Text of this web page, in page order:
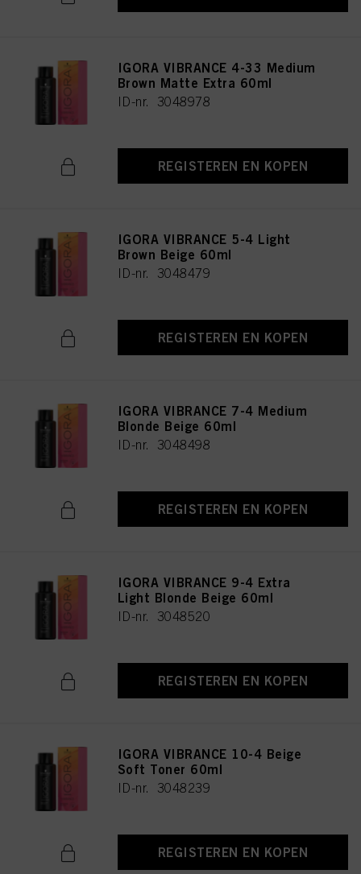
IGORA VIBRANCE 4-33 Medium
Brown Matte Extra 60ml
ID-nr. 3048978
REGISTEREN EN KOPEN
IGORA VIBRANCE 5-4 Light
Brown Beige 60ml
ID-nr. 3048479
REGISTEREN EN KOPEN
IGORA VIBRANCE 7-4 Medium
Blonde Beige 60ml
ID-nr. 3048498
REGISTEREN EN KOPEN
IGORA VIBRANCE 9-4 Extra
Light Blonde Beige 60ml
ID-nr. 3048520
REGISTEREN EN KOPEN
IGORA VIBRANCE 10-4 Beige
Soft Toner 60ml
ID-nr. 3048239
REGISTEREN EN KOPEN